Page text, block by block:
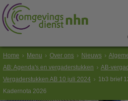
Home Menu Over ons Nieuws
AB: Agenda's en vergaderstukken
AB-
Vergaderstukken AB 10 juli 2024
1b3 brief
Kadernota 2026